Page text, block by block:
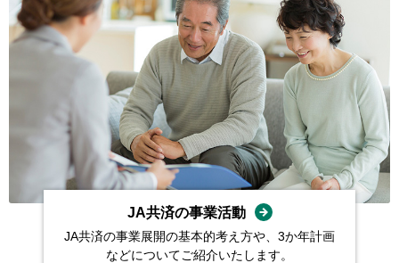
JA共済の事業活動
JA共済の事業展開の基本的考え⽅や、3か年計画
などについてご紹介いたします。